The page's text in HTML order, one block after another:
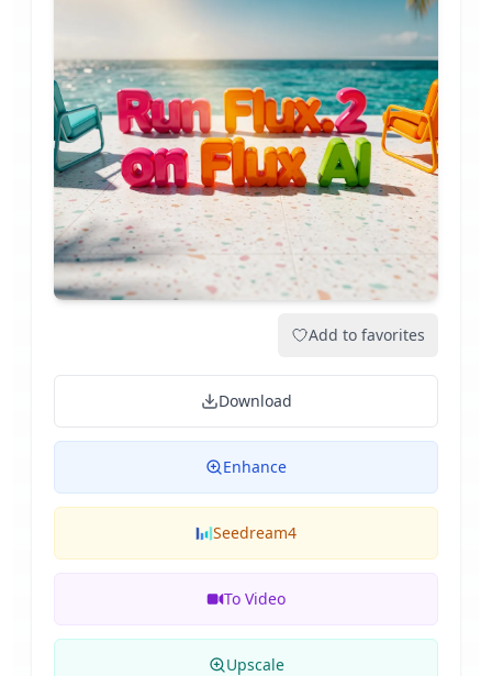
Add to favorites
Download
Enhance
Seedream4
To Video
Upscale